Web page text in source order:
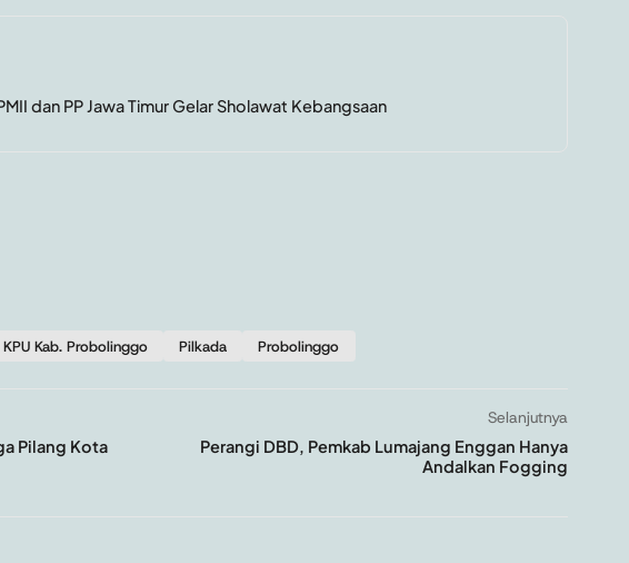
dan PP Jawa Timur Gelar Sholawat Kebangsaan
KPU Kab. Probolinggo Pilkada Probolinggo
Pilang Kota
Selanjutnya
Perangi DBD, Pemkab Lumajang Enggan Hanya
Andalkan Fogging